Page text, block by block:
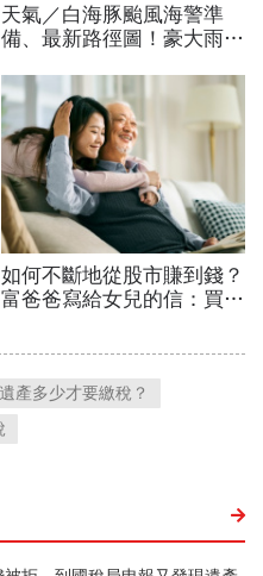
遺產多少才要繳稅？